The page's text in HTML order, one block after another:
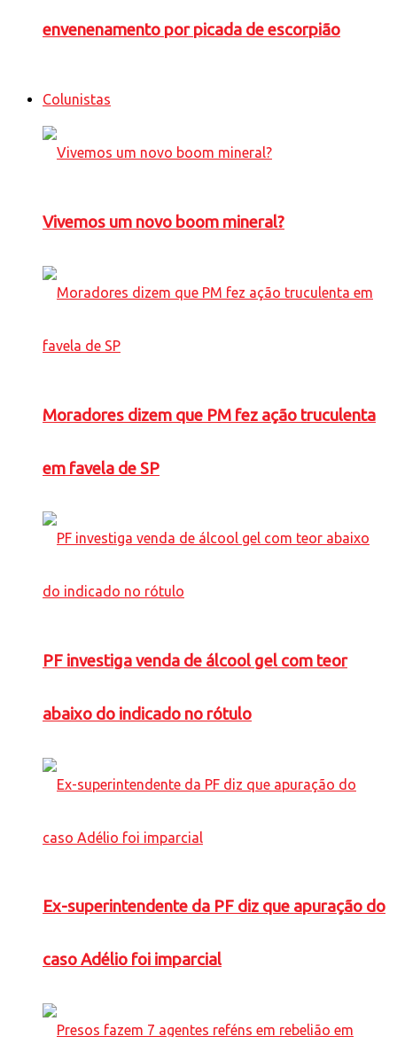
envenenamento por picada de escorpião
Colunistas
Vivemos um novo boom mineral?
Moradores dizem que PM fez ação truculenta
em favela de SP
PF investiga venda de álcool gel com teor
abaixo do indicado no rótulo
Ex-superintendente da PF diz que apuração do
caso Adélio foi imparcial